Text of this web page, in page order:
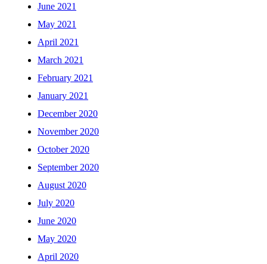
June 2021
May 2021
April 2021
March 2021
February 2021
January 2021
December 2020
November 2020
October 2020
September 2020
August 2020
July 2020
June 2020
May 2020
April 2020